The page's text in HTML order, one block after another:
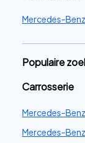
Mercedes-
Populaire
Carrosserie
Mercedes-
Mercedes-